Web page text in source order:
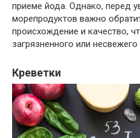
приеме йода. Однако, перед
морепродуктов важно
происхождение и качество,
загрязненного или несвежего
Креветки